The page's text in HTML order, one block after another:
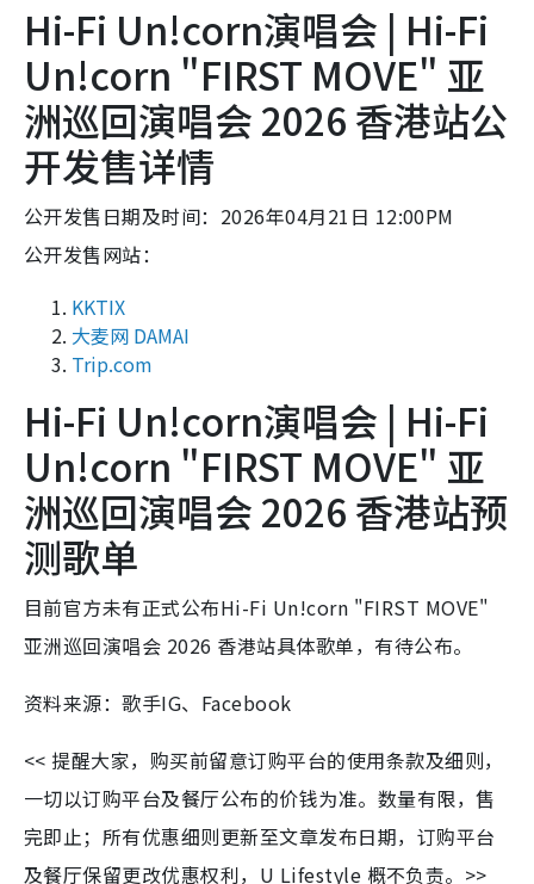
Hi-Fi Un!corn演唱会 | Hi-Fi
Un!corn "FIRST MOVE" 亚
洲巡回演唱会 2026 香港站公
开发售详情
公开发售日期及时间：2026年04月21日 12:00PM
公开发售网站：
KKTIX
大麦网 DAMAI
Trip.com
Hi-Fi Un!corn演唱会 | Hi-Fi
Un!corn "FIRST MOVE" 亚
洲巡回演唱会 2026 香港站预
测歌单
目前官方未有正式公布Hi-Fi Un!corn "FIRST MOVE"
亚洲巡回演唱会 2026 香港站具体歌单，有待公布。
资料来源：歌手IG、Facebook
<< 提醒大家，购买前留意订购平台的使用条款及细则，
一切以订购平台及餐厅公布的价钱为准。数量有限，售
完即止；所有优惠细则更新至文章发布日期，订购平台
及餐厅保留更改优惠权利，U Lifestyle 概不负责。>>